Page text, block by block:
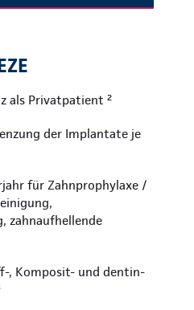
als Privatpatient ²
der Implantate je
für Zahnprophylaxe /
zahnaufhellende
, Komposit- und dentin-